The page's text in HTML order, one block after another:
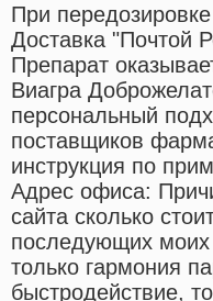
При
Доставка "Почтой
Препарат
Виагра
персональный
поставщиков
инструкция по
Адрес офиса:
сайта сколько
последующих моих
только гармония
быстродействие,